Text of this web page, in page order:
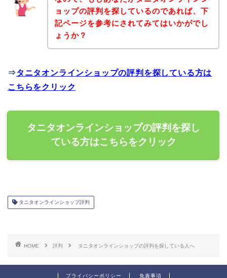
ョップの評判を探しているのであれば、下
記ページを参考にされてみてはいかがでし
ょうか？
⇒タニタオンラインショップの評判を探している方は
こちらをクリック
タニタオンラインショップの評判を探し
ている方はこちらをクリック
タニタオンラインショップ評判
HOME 評判 タニタオンラインショップの評判を探している人へ
プライバシーポリシー 免責事項